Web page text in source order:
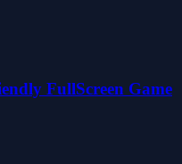
FullScreen Game